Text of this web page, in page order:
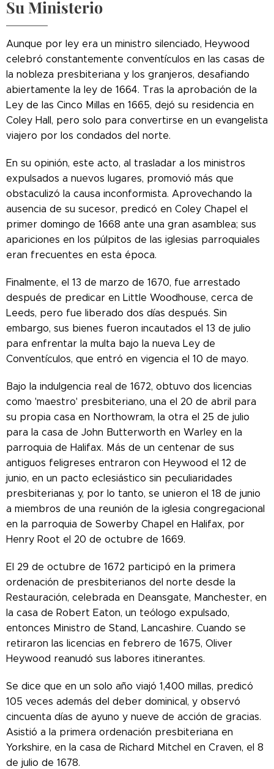
Su Ministerio
Aunque por ley era un ministro silenciado, Heywood
celebró constantemente conventículos en las casas de
la nobleza presbiteriana y los granjeros, desafiando
abiertamente la ley de 1664. Tras la aprobación de la
Ley de las Cinco Millas en 1665, dejó su residencia en
Coley Hall, pero solo para convertirse en un evangelista
viajero por los condados del norte.
En su opinión, este acto, al trasladar a los ministros
expulsados ​​a nuevos lugares, promovió más que
obstaculizó la causa inconformista. Aprovechando la
ausencia de su sucesor, predicó en Coley Chapel el
primer domingo de 1668 ante una gran asamblea; sus
apariciones en los púlpitos de las iglesias parroquiales
eran frecuentes en esta época.
Finalmente, el 13 de marzo de 1670, fue arrestado
después de predicar en Little Woodhouse, cerca de
Leeds, pero fue liberado dos días después. Sin
embargo, sus bienes fueron incautados el 13 de julio
para enfrentar la multa bajo la nueva Ley de
Conventículos, que entró en vigencia el 10 de mayo.
Bajo la indulgencia real de 1672, obtuvo dos licencias
como 'maestro' presbiteriano, una el 20 de abril para
su propia casa en Northowram, la otra el 25 de julio
para la casa de John Butterworth en Warley en la
parroquia de Halifax. Más de un centenar de sus
antiguos feligreses entraron con Heywood el 12 de
junio, en un pacto eclesiástico sin peculiaridades
presbiterianas y, por lo tanto, se unieron el 18 de junio
a miembros de una reunión de la iglesia congregacional
en la parroquia de Sowerby Chapel en Halifax, por
Henry Root el 20 de octubre de 1669.
El 29 de octubre de 1672 participó en la primera
ordenación de presbiterianos del norte desde la
Restauración, celebrada en Deansgate, Manchester, en
la casa de Robert Eaton, un teólogo expulsado,
entonces Ministro de Stand, Lancashire. Cuando se
retiraron las licencias en febrero de 1675, Oliver
Heywood reanudó sus labores itinerantes.
Se dice que en un solo año viajó 1,400 millas, predicó
105 veces además del deber dominical, y observó
cincuenta días de ayuno y nueve de acción de gracias.
Asistió a la primera ordenación presbiteriana en
Yorkshire, en la casa de Richard Mitchel en Craven, el 8
de julio de 1678.